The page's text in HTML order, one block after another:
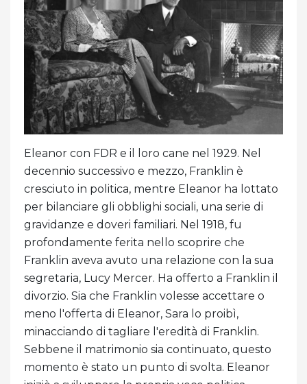
Eleanor con FDR e il loro cane nel 1929. Nel
decennio successivo e mezzo, Franklin è
cresciuto in politica, mentre Eleanor ha lottato
per bilanciare gli obblighi sociali, una serie di
gravidanze e doveri familiari. Nel 1918, fu
profondamente ferita nello scoprire che
Franklin aveva avuto una relazione con la sua
segretaria, Lucy Mercer. Ha offerto a Franklin il
divorzio. Sia che Franklin volesse accettare o
meno l'offerta di Eleanor, Sara lo proibì,
minacciando di tagliare l'eredità di Franklin.
Sebbene il matrimonio sia continuato, questo
momento è stato un punto di svolta. Eleanor